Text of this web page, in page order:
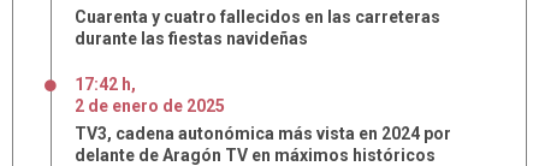
Cuarenta y cuatro fallecidos en las carreteras
durante las fiestas navideñas
17:42 h,
2 de enero de 2025
TV3, cadena autonómica más vista en 2024 por
delante de Aragón TV en máximos históricos